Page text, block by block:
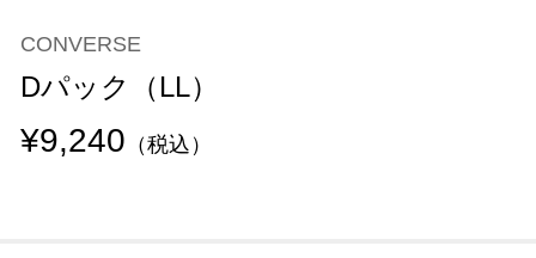
CONVERSE
Dパック（LL）
¥9,240 （税込）